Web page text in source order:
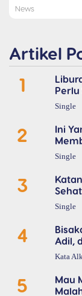
News
Artikel
1
Perlu
Single
2
Ini
Single
3
Single
4
Adil,
Kata
5
Mau